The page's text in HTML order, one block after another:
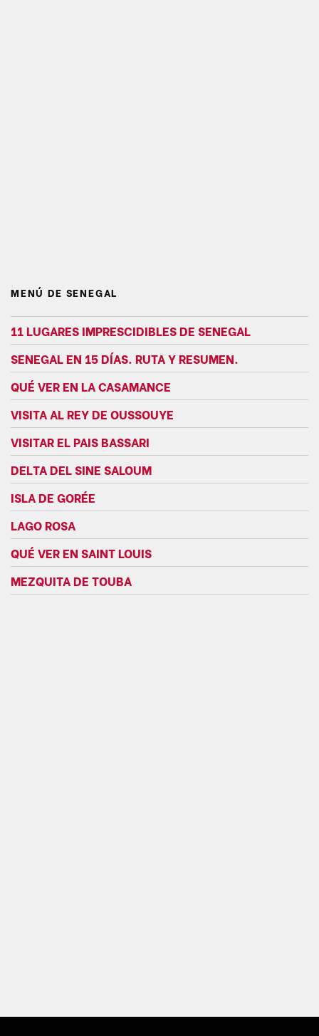
MENÚ DE SENEGAL
11 LUGARES IMPRESCIDIBLES DE SENEGAL
SENEGAL EN 15 DÍAS. RUTA Y RESUMEN.
QUÉ VER EN LA CASAMANCE
VISITA AL REY DE OUSSOUYE
VISITAR EL PAIS BASSARI
DELTA DEL SINE SALOUM
ISLA DE GORÉE
LAGO ROSA
QUÉ VER EN SAINT LOUIS
MEZQUITA DE TOUBA